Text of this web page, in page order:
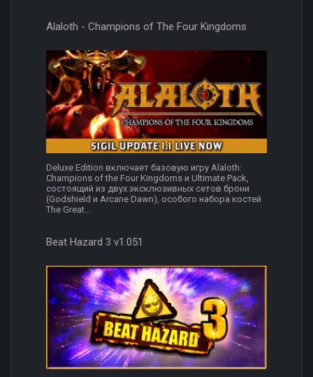
Alaloth - Champions of The Four Kingdoms
Deluxe Edition включает базовую игру Alaloth:
Champions of the Four Kingdoms и Ultimate Pack,
состоящий из двух эксклюзивных сетов брони
(Godshield и Arcane Dawn), особого набора костей
The Great...
Beat Hazard 3 v1.051